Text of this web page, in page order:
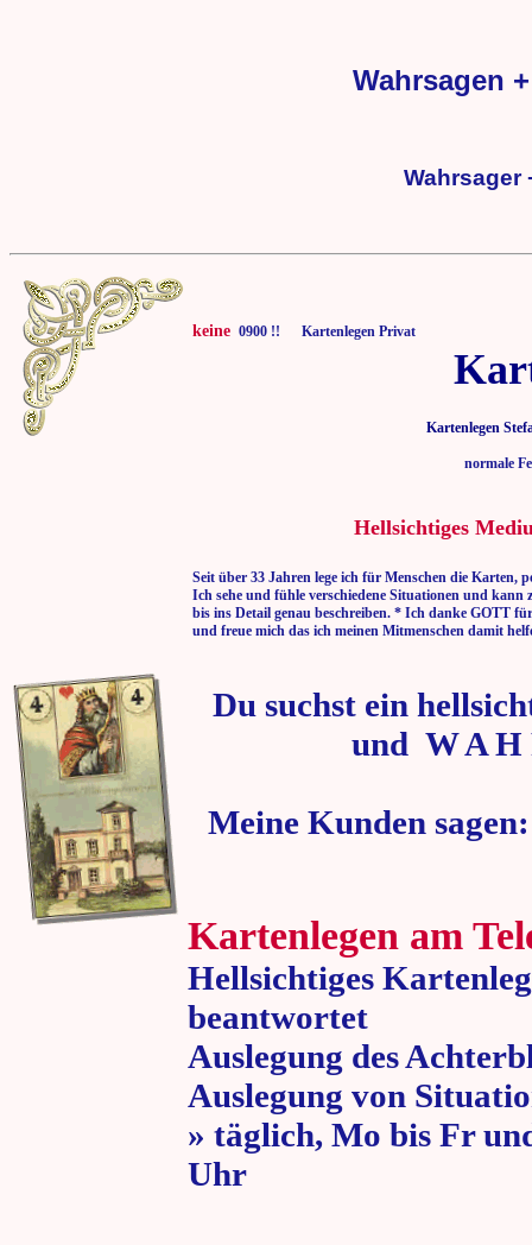
Wahrsagen
Wahrsager
keine 0900 !! Kartenlegen Privat
Kartenlegen
normale
Hellsichtiges
Seit über 33 Jahren lege ich für Menschen die Karten,
Ich sehe und fühle verschiedene Situationen und kann
bis ins Detail genau beschreiben. * Ich danke GOTT
und freue mich das ich meinen Mitmenschen damit
Du suchst ein
und W A H
Meine Kunden
Kartenlegen am
Hellsichtiges
beantwortet
Auslegung des
Auslegung von
» täglich, Mo bis Fr
Uhr » 80